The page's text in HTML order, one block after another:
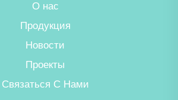
О нас
Продукция
Новости
Проекты
Связаться С Нами